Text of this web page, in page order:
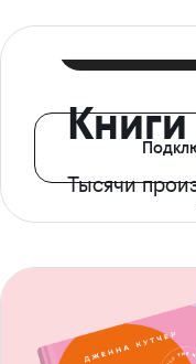
Книги
Тысячи
с доступом